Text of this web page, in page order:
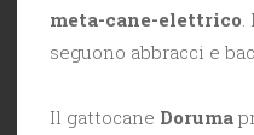
meta-cane-elettrico
seguono abbracci e
Il gattocane Doruma